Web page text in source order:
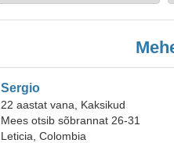
Sergio
22 aastat vana, Kaksikud
Mees otsib sõbrannat 26-31
Leticia, Colombia